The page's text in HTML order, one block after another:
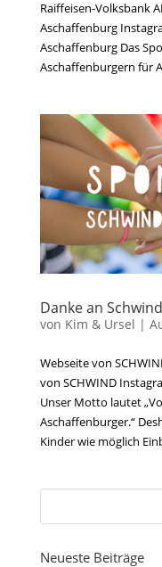
Raiffeisen-Volksbank
Aschaffenburg
Aschaffenburg Das
Aschaffenburgern für
Danke an
von Kim & Ursel |
Webseite von
von SCHWIND
Unser Motto lautet
Aschaffenburger.“
Kinder wie möglich
Neueste Beiträge